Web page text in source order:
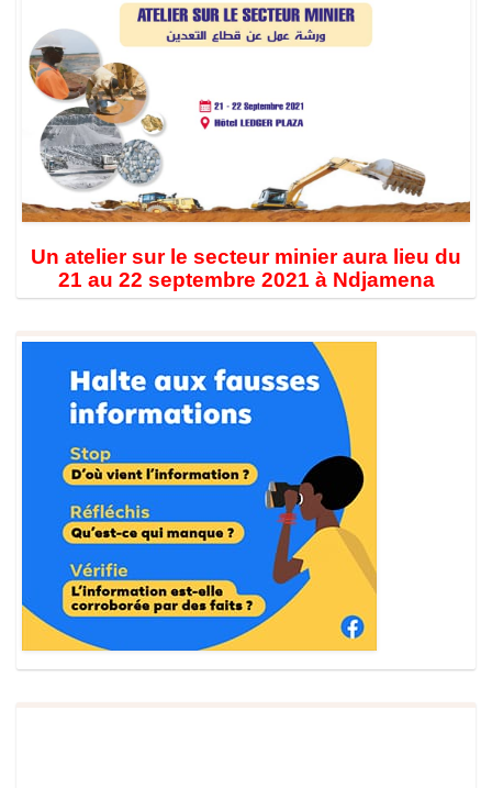
Un atelier sur le secteur minier aura lieu du
21 au 22 septembre 2021 à Ndjamena